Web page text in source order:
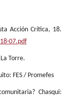
Acción Crítica, 18.
07.pdf
Torre.
FES / Promefes
Chasqui: